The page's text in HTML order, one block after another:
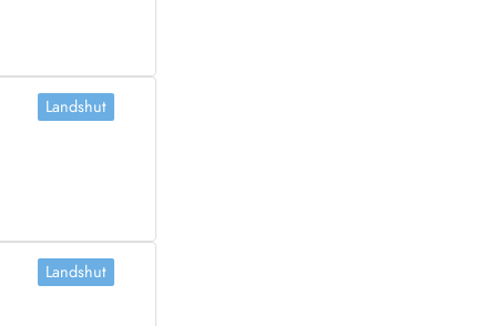
Landshut
Landshut